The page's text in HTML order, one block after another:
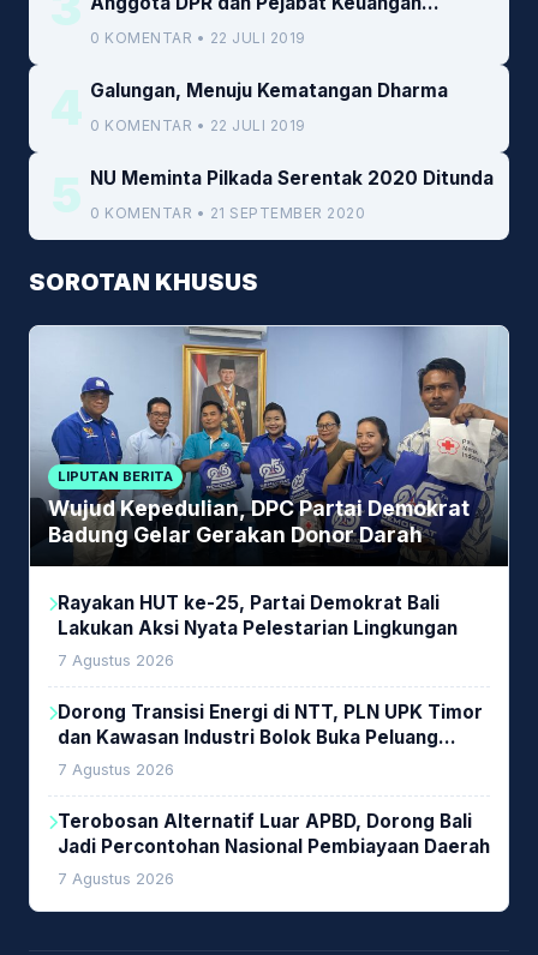
Kemenkeu
0 KOMENTAR • 22 JULI 2019
4 Galungan, Menuju Kematangan Dharma
0 KOMENTAR • 22 JULI 2019
5 NU Meminta Pilkada Serentak 2020 Ditunda
0 KOMENTAR • 21 SEPTEMBER 2020
SOROTAN KHUSUS
LIPUTAN BERITA
Wujud Kepedulian, DPC Partai Demokrat
Badung Gelar Gerakan Donor Darah
Rayakan HUT ke-25, Partai Demokrat Bali
Lakukan Aksi Nyata Pelestarian Lingkungan
7 Agustus 2026
Dorong Transisi Energi di NTT, PLN UPK Timor
dan Kawasan Industri Bolok Buka Peluang
Investasi Woodchip untuk Cofiring PLTU Bolok
7 Agustus 2026
Terobosan Alternatif Luar APBD, Dorong Bali
Jadi Percontohan Nasional Pembiayaan Daerah
7 Agustus 2026